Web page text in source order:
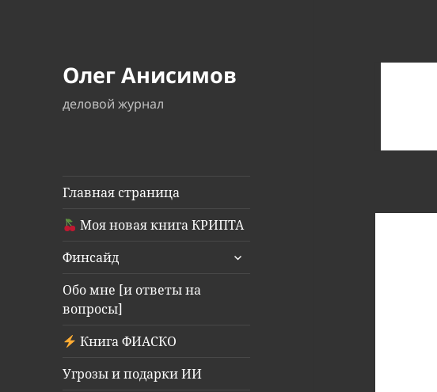
Олег Анисимов
деловой журнал
Главная страница
Моя новая книга КРИПТА
Финсайд
раскрыть
Обо мне [и ответы на
вопросы]
Книга ФИАСКО
Угрозы и подарки ИИ